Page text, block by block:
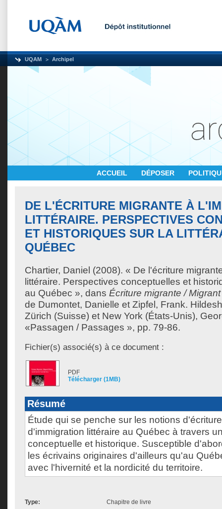
UQAM Archipel
ACCUEIL DÉPOSER
DE L'ÉCRITURE MIGRANTE À
LITTÉRAIRE. PERSPECTIVES
ET HISTORIQUES SUR LA
QUÉBEC
Chartier, Daniel (2008). « De l'écriture
littéraire. Perspectives conceptuelles et
au Québec », dans Écriture migrante /
de Dumontet, Danielle et Zipfel, Frank.
Zürich (Suisse) et New York (États-Unis),
«Passagen / Passages », pp. 79-86.
Fichier(s) associé(s) à ce document :
PDF
Télécharger (1MB)
Résumé
Étude qui se penche sur les notions
d'immigration littéraire au Québec à travers
conceptuelle et historique. Susceptible
les écrivains originaires d'ailleurs qu'au
avec l'hivernité et la nordicité du territoire.
Type: Chapitre de livre